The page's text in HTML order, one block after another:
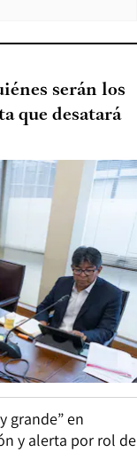
serán los
que desatará
grande” en
y alerta por rol de